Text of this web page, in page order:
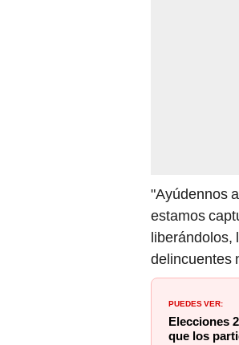
"Ayúdennos
estamos
liberándolos,
delincuentes
PUEDES VER:
Elecciones
que los